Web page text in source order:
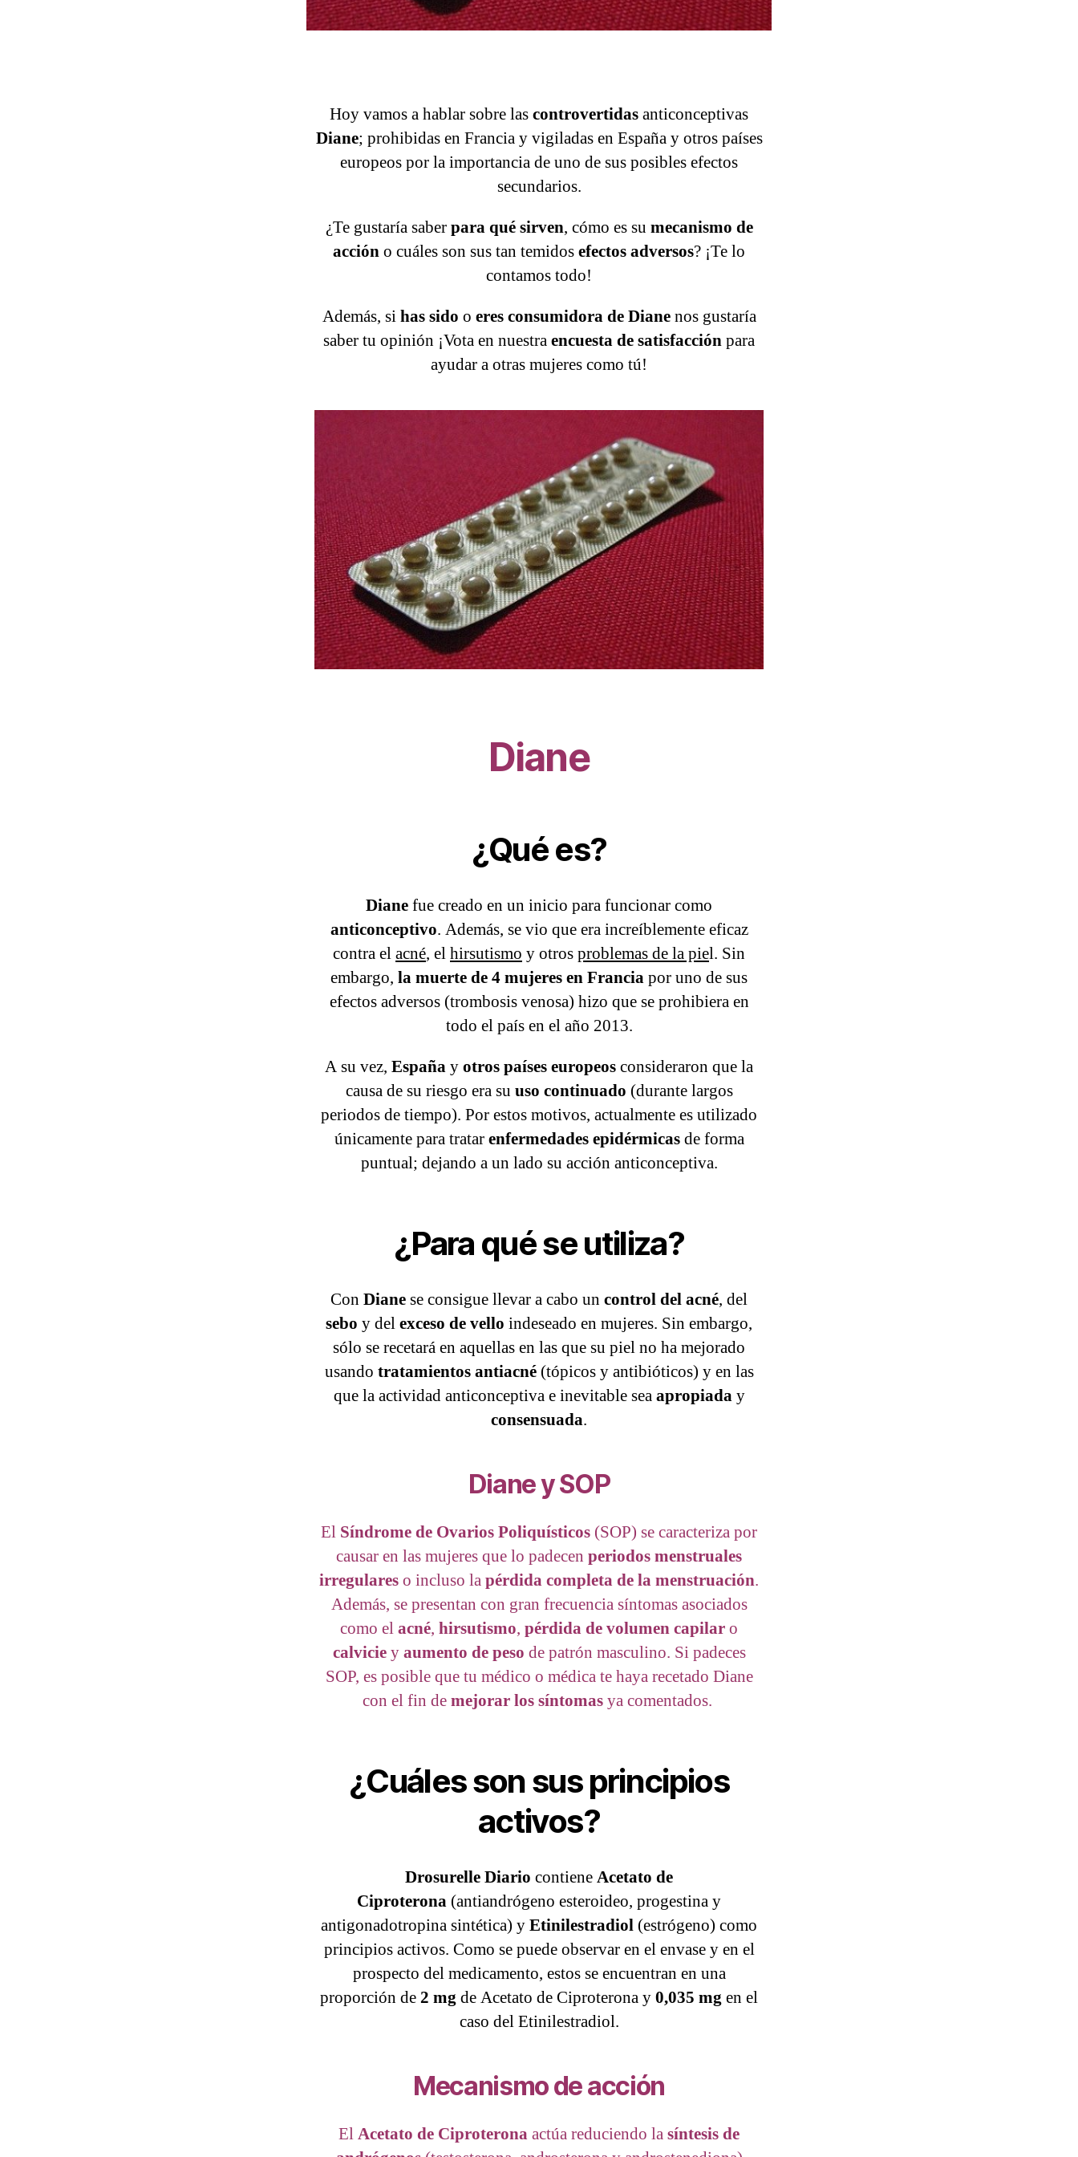
Hoy vamos a hablar sobre lascontrovertidasanticonceptivas
Diane; prohibidas en Francia y vigiladas en España y otros países
europeos por la importancia de uno de sus posibles efectos
secundarios.
¿Te gustaría saberpara qué sirven, cómo es su mecanismo de
accióno cuáles son sus tan temidosefectos adversos? ¡Te lo
contamos todo!
Además, sihas sido o eres consumidora de Dianenos gustaría
saber tu opinión ¡Vota en nuestraencuesta de satisfacciónpara
ayudar a otras mujeres como tú!
Diane
¿Qué es?
Dianefue creado en un inicio para funcionar como
anticonceptivo. Además, se vio que era increíblemente eficaz
contra elacné, elhirsutismo y otrosproblemas de la piel. Sin
embargo, la muerte de 4 mujeres en Franciapor uno de sus
efectos adversos (trombosis venosa) hizo que se prohibiera en
todo el país en el año 2013.
A su vez, Españayotros países europeosconsideraron que la
causa de su riesgo era su uso continuado (durante largos
periodos de tiempo). Por estos motivos, actualmente es utilizado
únicamente para tratarenfermedades epidérmicasde forma
puntual; dejando a un lado su acción anticonceptiva.
¿Para qué se utiliza?
Con Dianese consigue llevar a cabo un control del acné, del
sebo y delexceso de vello indeseado en mujeres. Sin embargo,
sólo se recetará en aquellas en las que su piel no ha mejorado
usando tratamientos antiacné(tópicos y antibióticos) y en las
que la actividad anticonceptiva e inevitable seaapropiaday
consensuada.
Diane y SOP
El Síndrome de Ovarios Poliquísticos (SOP) se caracteriza por
causar en las mujeres que lo padecen periodos menstruales
irregulareso incluso lapérdida completa de la menstruación.
Además, se presentan con gran frecuencia síntomas asociados
como elacné, hirsutismo, pérdida de volumen capilaro
calvicieyaumento de peso de patrón masculino. Si padeces
SOP, es posible que tu médico o médica te haya recetado Diane
con el fin de mejorar los síntomasya comentados.
¿Cuáles son sus principios
activos?
Drosurelle Diario contieneAcetato de
Ciproterona (antiandrógeno esteroideo, progestina y
antigonadotropina sintética) yEtinilestradiol (estrógeno) como
principios activos. Como se puede observar en el envase y en el
prospecto del medicamento, estos se encuentran en una
proporción de2 mgde Acetato de Ciproterona y0,035 mgen el
caso del Etinilestradiol.
Mecanismo de acción
ElAcetato de Ciproteronaactúa reduciendo lasíntesis de